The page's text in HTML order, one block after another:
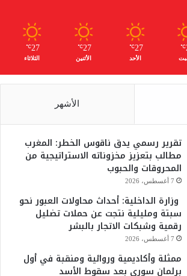
℃
27
℃
الأحد
27
℃
الأثنين
27
℃
الثلاثاء
الأشهر
تقرير رسمي يدق ناقوس الخطر: المغرب
مطالب بتعزيز مخزوناته الاستراتيجية من
المحروقات والحبوب
7 أغسطس، 2026
وزارة الداخلية: أحداث محاولات العبور نحو
سبتة ومليلية نتجت عن حملات تضليل
رقمية وشبكات الاتجار بالبشر
7 أغسطس، 2026
ممثلة وأكاديمية وروائية ومنقبة في أول
برلمان سوري بعد سقوط الأسد